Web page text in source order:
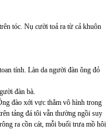
tóc. Nụ cười toả ra từ cả khuôn
tính. Làn da người đàn ông đỏ
đàn bà.
đào xới vực thẳm vô hình trong
tảng đá tôi vẫn thường ngồi suy
ra cồn cát, mỗi buổi trưa mồ hôi